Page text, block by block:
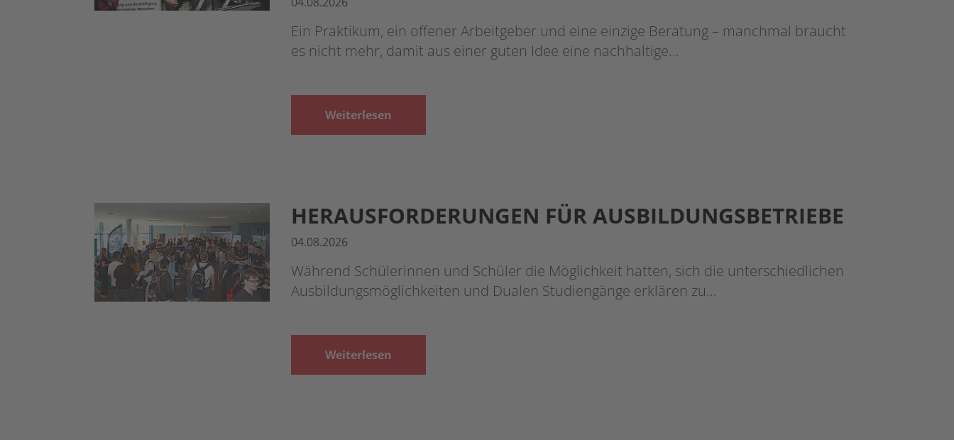
Ein Praktikum, ein offener Arbeitgeber und eine einzige Beratung – manchmal braucht
es nicht mehr, damit aus einer guten Idee eine nachhaltige…
Weiterlesen
HERAUSFORDERUNGEN FÜR AUSBILDUNGSBETRIEBE
04.08.2026
Während Schülerinnen und Schüler die Möglichkeit hatten, sich die unterschiedlichen
Ausbildungsmöglichkeiten und Dualen Studiengänge erklären zu…
Weiterlesen